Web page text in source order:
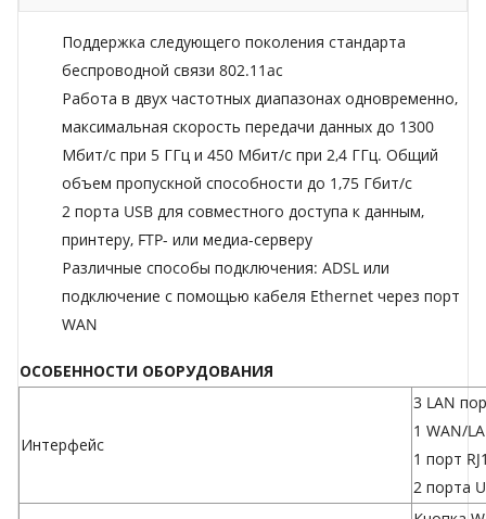
Поддержка следующего поколения стандарта
беспроводной связи 802.11ac
Работа в двух частотных диапазонах одновременно,
максимальная скорость передачи данных до 1300
Мбит/с при 5 ГГц и 450 Мбит/с при 2,4 ГГц. Общий
объем пропускной способности до 1,75 Гбит/с
2 порта USB для совместного доступа к данным,
принтеру, FTP- или медиа-серверу
Различные способы подключения: ADSL или
подключение с помощью кабеля Ethernet через порт
WAN
ОСОБЕННОСТИ ОБОРУДОВАНИЯ
Интерфейс
3 LAN
1 WAN/
1 порт
2 порта